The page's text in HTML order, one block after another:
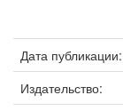
Дата публикации:
Издательство: